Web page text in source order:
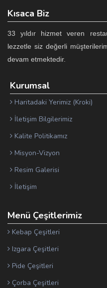
Kısaca Biz
33 yıldır hizmet veren
lezzetle siz değerli
devam etmektedir.
Kurumsal
Haritadaki Yerimiz (Kroki)
İletişim Bilgilerimiz
Kalite Politikamız
Misyon-Vizyon
Resim Galerisi
İletişim
Menü Çeşitlerimiz
Kebap Çeşitleri
Izgara Çeşitleri
Pide Çeşitleri
Çorba Çeşitleri